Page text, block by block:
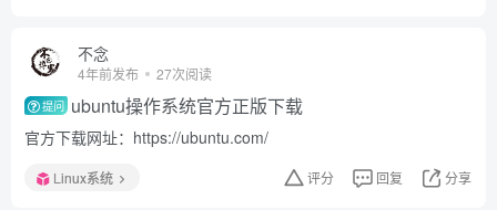
不念
4年前发布 27次阅读
提问 ubuntu操作系统官方正版下载
官方下载网址：https://ubuntu.com/
Linux系统 评分 回复 分享